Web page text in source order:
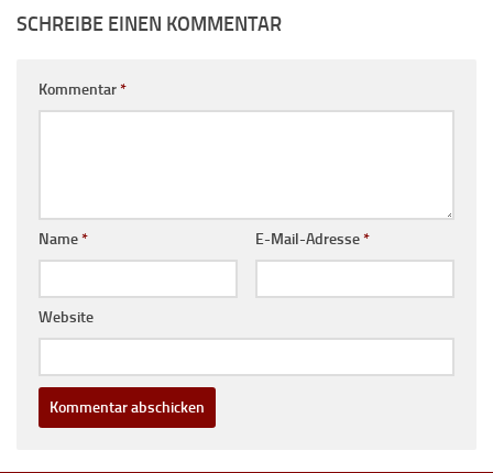
SCHREIBE EINEN KOMMENTAR
Kommentar*
Name* E-Mail-Adresse*
Website